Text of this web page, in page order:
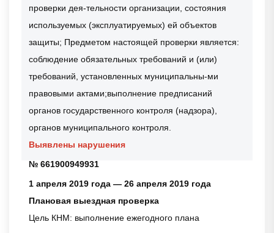
проверки дея-тельности организации, состояния
используемых (эксплуатируемых) ей объектов
защиты; Предметом настоящей проверки является:
соблюдение обязательных требований и (или)
требований, установленных муниципальны-ми
правовыми актами;выполнение предписаний
органов государственного контроля (надзора),
органов муниципального контроля.
Выявлены нарушения
№ 661900949931
1 апреля 2019 года — 26 апреля 2019 года
Плановая выездная проверка
Цель КНМ: выполнение ежегодного плана